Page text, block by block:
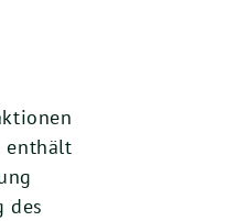
enthält
des